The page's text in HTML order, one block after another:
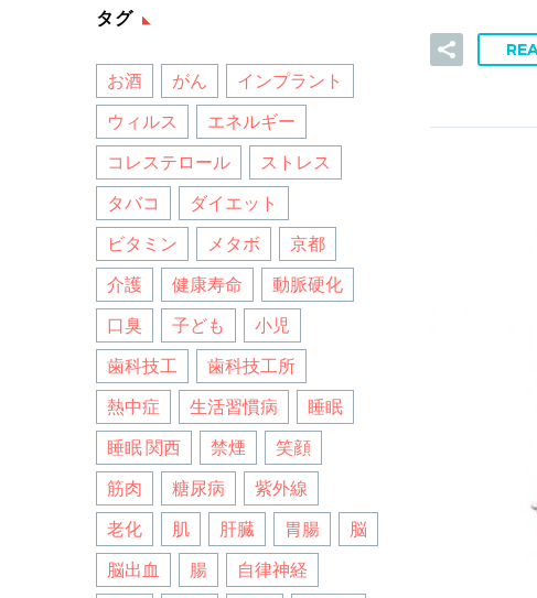
タグ
お酒 がん
インプラント
ウィルス
エネルギー
コレステロール
ストレス
タバコ
ダイエット
ビタミン
メタボ
京都
介護
健康寿命
動脈硬化
口臭
子ども
小児
歯科技工
歯科技工所
熱中症
生活習慣病
睡眠
睡眠 関西
禁煙
笑顔
筋肉
糖尿病
紫外線
老化
肌 肝臓 胃腸
脳
脳出血
腸
自律神経